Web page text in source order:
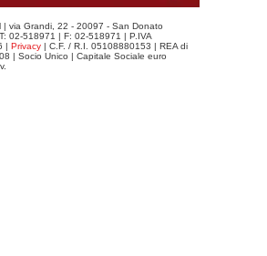
| via Grandi, 22 - 20097 - San Donato
02-518971 | F: 02-518971 | P.IVA
| Privacy | C.F. / R.I. 05108880153 | REA di
| Socio Unico | Capitale Sociale euro